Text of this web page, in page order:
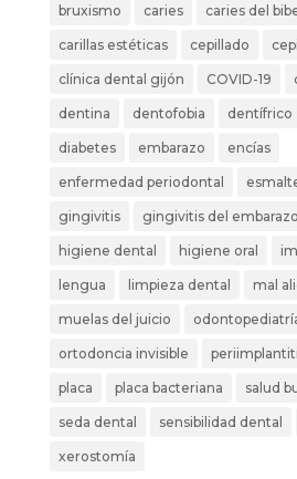
bruxismo caries caries del
carillas estéticas cepillado
clínica dental gijón COVID-19
dentina dentofobia dentífrico
diabetes embarazo encías
enfermedad periodontal
gingivitis gingivitis del embarazo
higiene dental higiene oral
lengua limpieza dental mal
muelas del juicio
ortodoncia invisible
placa placa bacteriana salud
seda dental sensibilidad dental
xerostomía